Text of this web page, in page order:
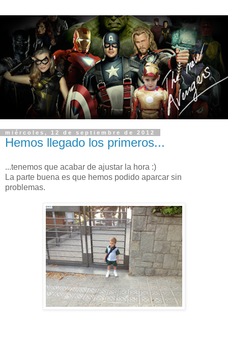
miércoles, 12 de septiembre de 2012
Hemos llegado los primeros...
...tenemos que acabar de ajustar la hora :)
La parte buena es que hemos podido aparcar sin
problemas.